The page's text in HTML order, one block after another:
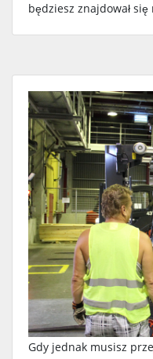
będziesz znajdował
Gdy jednak musisz